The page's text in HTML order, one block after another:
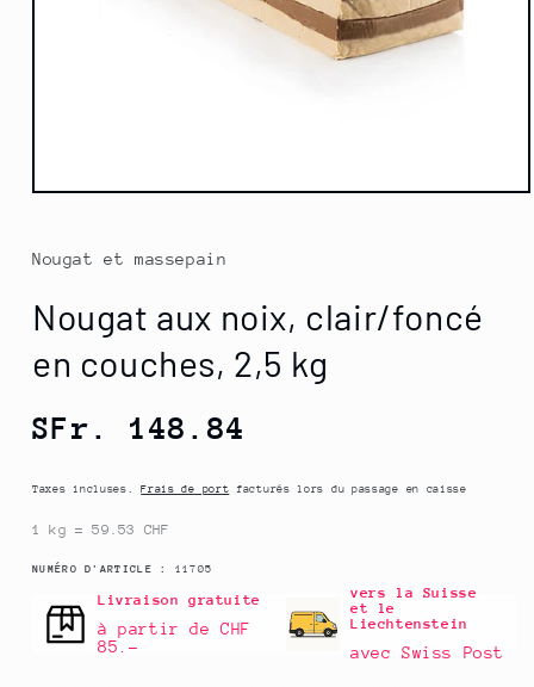
Ouvrir
multimédia
1
une
fenêtre
Nougat et massepain
Nougat aux noix, clair/foncé
en couches, 2,5 kg
Prix
SFr. 148.84
Taxes incluses.Frais de port facturés lors du passage en caisse
1 kg = 59.53 CHF
NUMÉRO D'ARTICLE :
SKU
11705
Livraison gratuite
à partir de CHF
85.–
vers la Suisse
et le
Liechtenstein
avec Swiss Post